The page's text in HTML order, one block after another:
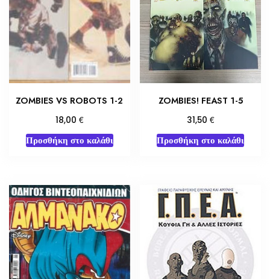
ZOMBIES VS ROBOTS 1-2
18,00 €
Προσθήκη στο καλάθι
ZOMBIES! FEAST 1-5
31,50 €
Προσθήκη στο καλάθι